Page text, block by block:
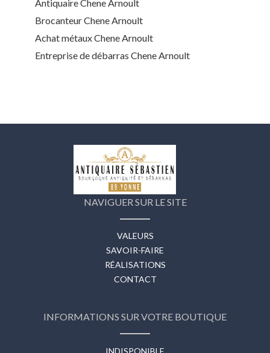
Antiquaire Chene Arnoult
Brocanteur Chene Arnoult
Achat métaux Chene Arnoult
Entreprise de débarras Chene Arnoult
NAVIGUER SUR LE SITE
VALEURS
SAVOIR-FAIRE
RÉALISATIONS
CONTACT
INFORMATIONS SUR VOTRE BOUTIQUE
INDISPONIBLE